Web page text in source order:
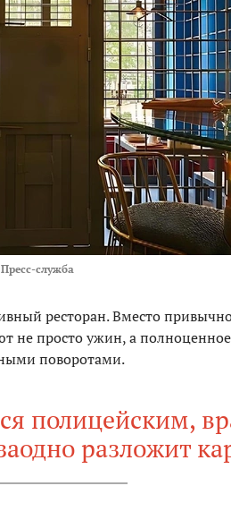
Пресс-служба
ресторан. Вместо
не просто ужин, а
поворотами.
полицейским,
разложит